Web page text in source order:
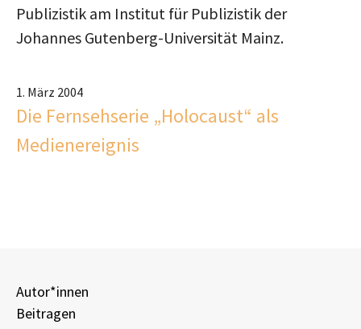
Publizistik am Institut für Publizistik der
Johannes Gutenberg-Universität Mainz.
1. März 2004
Die Fernsehserie „Holocaust“ als
Medienereignis
Autor*innen
Beitragen